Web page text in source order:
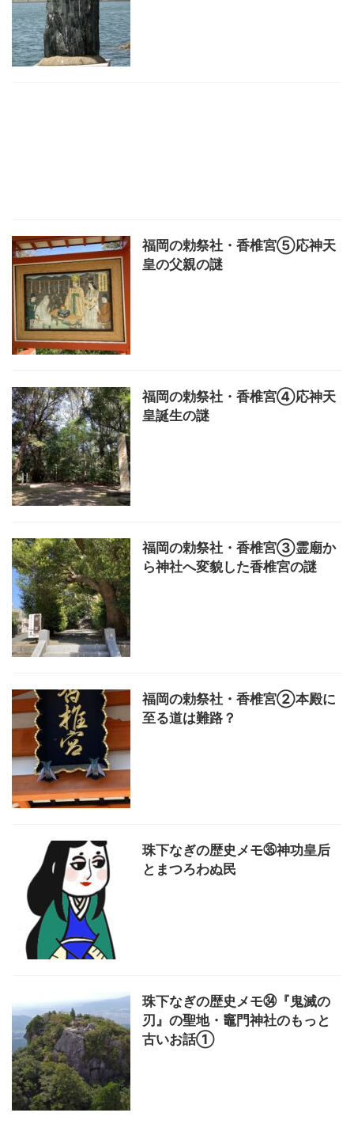
福岡の勅祭社・香椎宮⑤応神天
皇の父親の謎
福岡の勅祭社・香椎宮④応神天
皇誕生の謎
福岡の勅祭社・香椎宮③霊廟か
ら神社へ変貌した香椎宮の謎
福岡の勅祭社・香椎宮②本殿に
至る道は難路？
珠下なぎの歴史メモ㉟神功皇后
とまつろわぬ民
珠下なぎの歴史メモ㉞『鬼滅の
刃』の聖地・竈門神社のもっと
古いお話①